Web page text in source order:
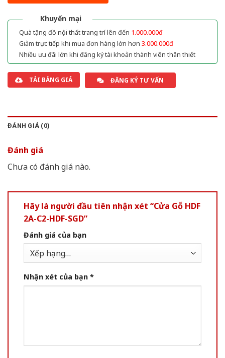
Khuyến mại
Quà tặng đồ nội thất trang trí lên đến 1.000.000đ
Giảm trực tiếp khi mua đơn hàng lớn hơn 3.000.000đ
Nhiều ưu đãi lớn khi đăng ký tài khoản thành viên thân thiết
TẢI BẢNG GIÁ ĐĂNG KÝ TƯ VẤN
ĐÁNH GIÁ (0)
Đánh giá
Chưa có đánh giá nào.
Hãy là người đầu tiên nhận xét “Cửa Gỗ HDF
2A-C2-HDF-SGD”
Đánh giá của bạn
Nhận xét của bạn *